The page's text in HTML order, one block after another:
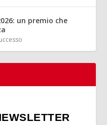
un premio che